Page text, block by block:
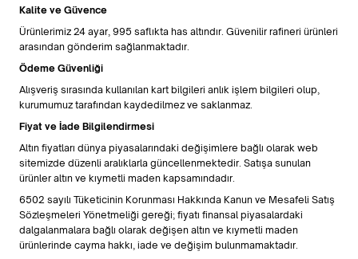
Kalite ve Güvence
Ürünlerimiz 24 ayar, 995 saflıkta has altındır. Güvenilir rafineri ürünleri
arasından gönderim sağlanmaktadır.
Ödeme Güvenliği
Alışveriş sırasında kullanılan kart bilgileri anlık işlem bilgileri olup,
kurumumuz tarafından kaydedilmez ve saklanmaz.
Fiyat ve İade Bilgilendirmesi
Altın fiyatları dünya piyasalarındaki değişimlere bağlı olarak web
sitemizde düzenli aralıklarla güncellenmektedir. Satışa sunulan
ürünler altın ve kıymetli maden kapsamındadır.
6502 sayılı Tüketicinin Korunması Hakkında Kanun ve Mesafeli Satış
Sözleşmeleri Yönetmeliği gereği; fiyatı finansal piyasalardaki
dalgalanmalara bağlı olarak değişen altın ve kıymetli maden
ürünlerinde cayma hakkı, iade ve değişim bulunmamaktadır.